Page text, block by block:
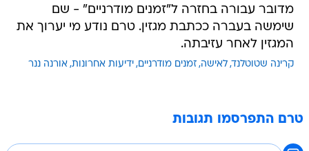
מדובר עבורה בחזרה ל"זמנים מודרניים" - שם
שימשה בעברה ככתבת מגזין. טרם נודע מי יערוך את
המגזין לאחר עזיבתה.
קרינה שטוטלנד לאישה זמנים מודרניים ידיעות אחרונות אורנה ננר
טרם התפרסמו תגובות